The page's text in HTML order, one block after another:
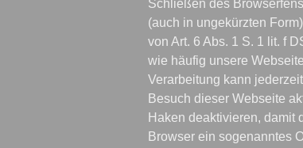
Schließen des
(auch in ungekürzten
von Art. 6 Abs. 1 S. 1 lit. f
wie häufig unsere
Verarbeitung kann
Besuch dieser Webseite
Haken deaktivieren, damit
Browser ein sogenanntes